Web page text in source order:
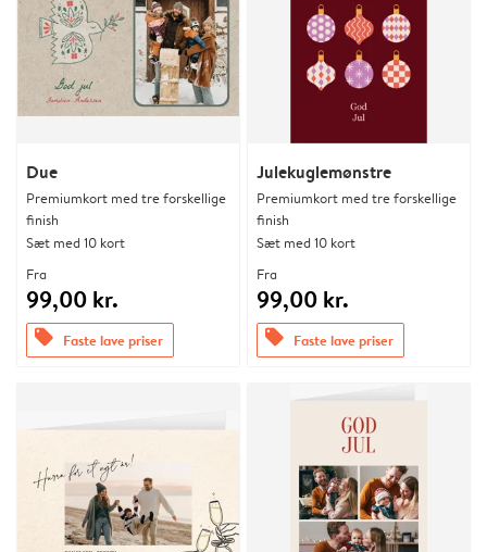
Due
Premiumkort med tre forskellige
finish
Sæt med 10 kort
Fra
99,00 kr.
offers Faste lave priser
Julekuglemønstre
Premiumkort med tre forskellige
finish
Sæt med 10 kort
Fra
99,00 kr.
offers Faste lave priser